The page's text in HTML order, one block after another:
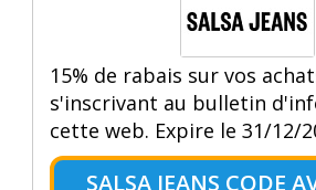
15% de rabais sur vos
s'inscrivant au bulletin
cette web. Expire le 31/12/
SALSA JEANS CODE